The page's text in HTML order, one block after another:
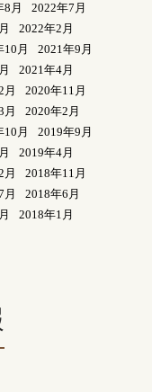
8月
2022年7月
2022年2月
10月
2021年9月
2021年4月
月
2020年11月
月
2020年2月
10月
2019年9月
2019年4月
月
2018年11月
月
2018年6月
2018年1月